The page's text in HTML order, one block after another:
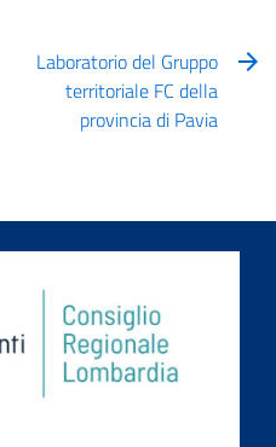
Laboratorio del Gruppo
territoriale FC della
provincia di Pavia